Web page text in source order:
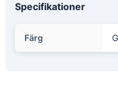
Specifikationer
Färg